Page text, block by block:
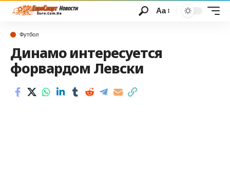
Аа
Футбол
Динамо интересуется
форвардом Левски